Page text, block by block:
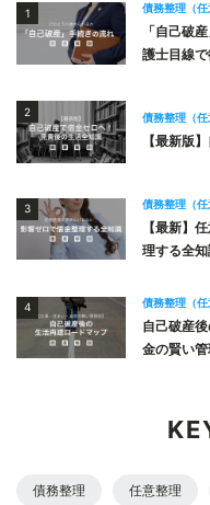
1 債務整理（任
「自己破
護士目線で
2 債務整理（任
【最新版
3 債務整理（任
【最新】
理する全
4 債務整理（任
自己破産
金の賢い
債務整理 任意整理